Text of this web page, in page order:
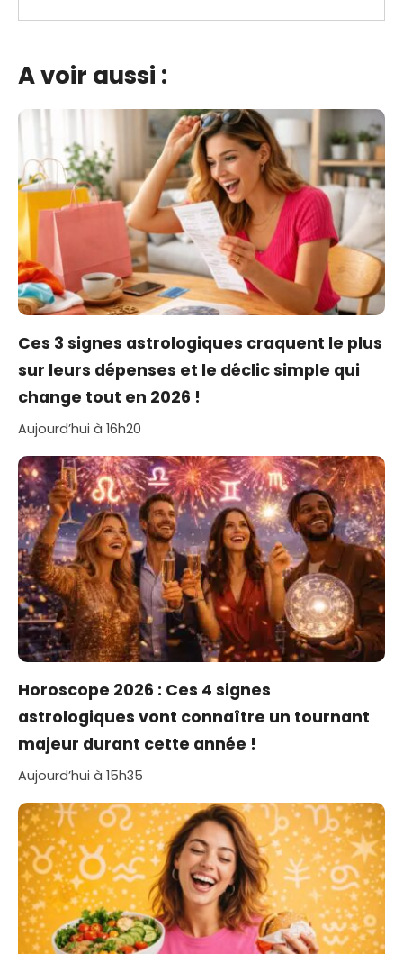
A voir aussi :
Ces 3 signes astrologiques craquent le plus
sur leurs dépenses et le déclic simple qui
change tout en 2026 !
Aujourd’hui à 16h20
Horoscope 2026 : Ces 4 signes
astrologiques vont connaître un tournant
majeur durant cette année !
Aujourd’hui à 15h35